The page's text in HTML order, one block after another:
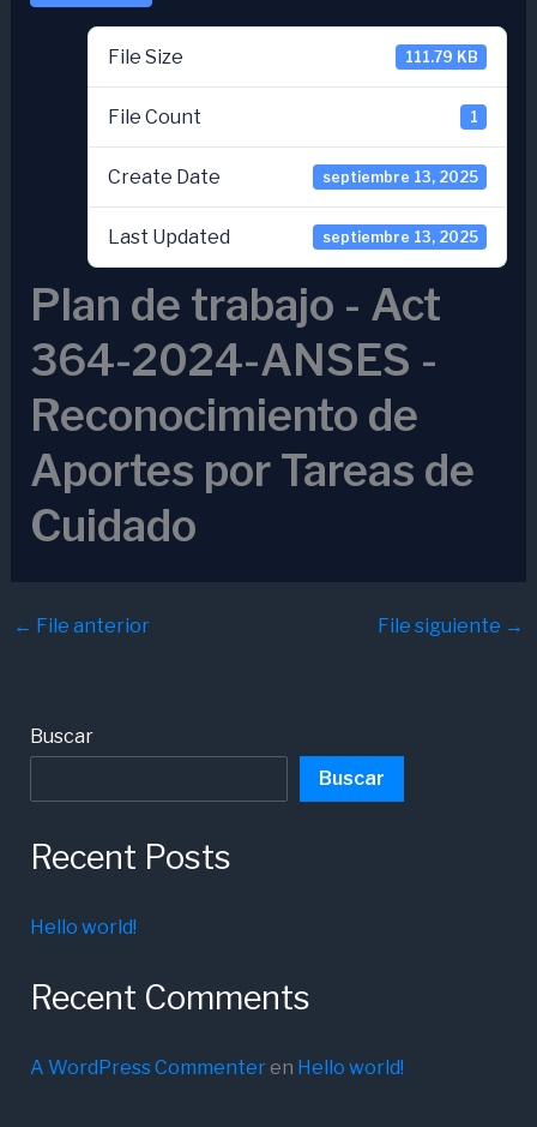
File Size 111.79 KB
File Count 1
Create Date septiembre 13, 2025
Last Updated septiembre 13, 2025
Plan de trabajo - Act
364-2024-ANSES -
Reconocimiento de
Aportes por Tareas de
Cuidado
← File anterior File siguiente →
Buscar
Buscar
Recent Posts
Hello world!
Recent Comments
A WordPress Commenteren Hello world!